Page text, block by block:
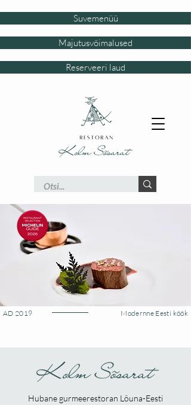
Reserveeri laud
Suvemenüü
Majutusvõimalused
AD 2019 Modernne Eesti köök
Hubane gurmeerestoran Lõuna-Eesti